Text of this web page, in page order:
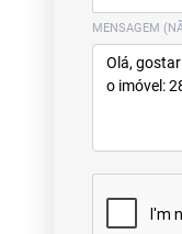
MENSAGEM